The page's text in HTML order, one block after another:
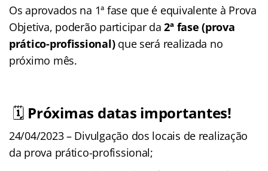
Os aprovados na 1ª fase que é equivalente à Prova
Objetiva, poderão participar da2ª fase (prova
prático-profissional) que será realizada no
próximo mês.
🗓️ Próximas datas importantes!
24/04/2023 – Divulgação dos locais de realização
da prova prático-profissional;